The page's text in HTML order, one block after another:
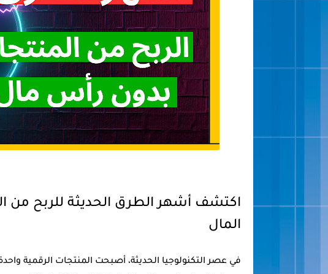
اكتشف أشهر الطرق الحديثة للربح
المال
في عصر التكنولوجيا الحديثة، أصبحت المنتجات الرقمية